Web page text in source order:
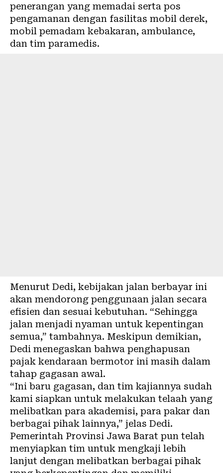
penerangan yang memadai serta pos
pengamanan dengan fasilitas mobil derek,
mobil pemadam kebakaran, ambulance,
dan tim paramedis.
Menurut Dedi, kebijakan jalan berbayar ini
akan mendorong penggunaan jalan secara
efisien dan sesuai kebutuhan. “Sehingga
jalan menjadi nyaman untuk kepentingan
semua,” tambahnya. Meskipun demikian,
Dedi menegaskan bahwa penghapusan
pajak kendaraan bermotor ini masih dalam
tahap gagasan awal.
“Ini baru gagasan, dan tim kajiannya sudah
kami siapkan untuk melakukan telaah yang
melibatkan para akademisi, para pakar dan
berbagai pihak lainnya,” jelas Dedi.
Pemerintah Provinsi Jawa Barat pun telah
menyiapkan tim untuk mengkaji lebih
lanjut dengan melibatkan berbagai pihak